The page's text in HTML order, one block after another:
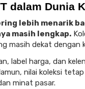
dalam Dunia
lebih menarik
masih lengkap.
masih dekat dengan
label harga, dan
nilai koleksi
minat pasar.